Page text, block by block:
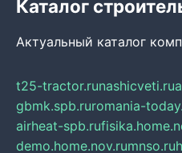
Каталог
Актуальный каталог
t25-tractor.runashicveti.ru
gbmk.spb.ruromania-
airheat-spb.ru
demo.home.nov.rumnso.ru